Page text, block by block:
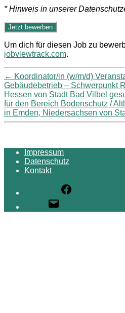
* Hinweis in unserer
Um dich für diesen Job zu
jobviewtrack.com.
← Koordinator/in (w/m/d)
Gebäudebetrieb – Schwerpunkt
Hessen von Stadt Bad Vilbel
für den Bereich Bodenschutz /
in Emden, Niedersachsen von
Impressum
Datenschutz
Kontakt